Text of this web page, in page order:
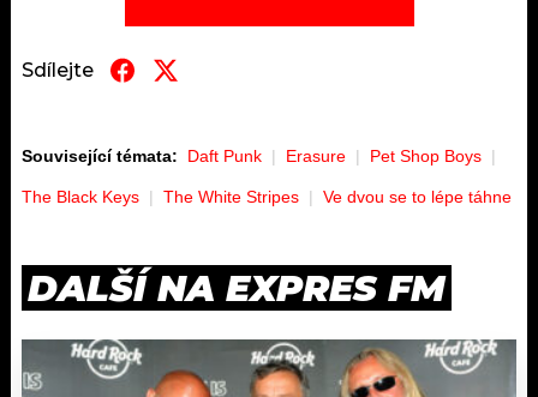
Sdílejte
Související témata: Daft Punk Erasure Pet Shop Boys
The Black Keys The White Stripes Ve dvou se to lépe táhne
DALŠÍ NA EXPRES FM